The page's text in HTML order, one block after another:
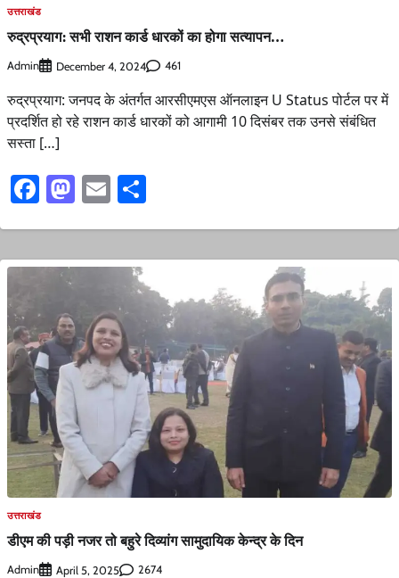
उत्तराखंड
रुद्रप्रयाग: सभी राशन कार्ड धारकों का होगा सत्यापन…
Admin December 4, 2024 461
रुद्रप्रयाग: जनपद के अंतर्गत आरसीएमएस ऑनलाइन U Status पोर्टल पर में
प्रदर्शित हो रहे राशन कार्ड धारकों को आगामी 10 दिसंबर तक उनसे संबंधित
सस्ता […]
Facebook
Mastodon
Email
उत्तराखंड
डीएम की पड़ी नजर तो बहुरे दिव्यांग सामुदायिक केन्द्र के दिन
Admin April 5, 2025 2674